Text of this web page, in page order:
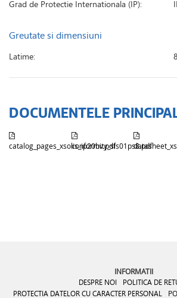
Grad de Protectie Internationala (IP):
Greutate si dimensiuni
Latime:
DOCUMENTELE
catalog_pages_xsolis_ip20bv.pdf
conformity_sls01ps8.pdf
INFORMATII
DESPRE NOI
POLITICA DE
PROTECTIA DATELOR CU CARACTER PERSONAL